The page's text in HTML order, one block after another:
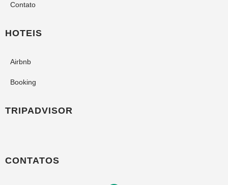
Contato
HOTEIS
Airbnb
Booking
TRIPADVISOR
CONTATOS